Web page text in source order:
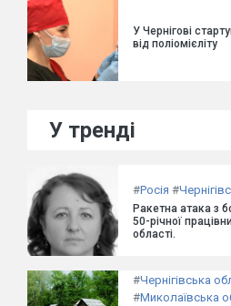
У Чернігові
від поліомієліту
У тренді
#Росія #
Ракетна атака з
50-річної
області.
#Чернігівська
#Миколаївська